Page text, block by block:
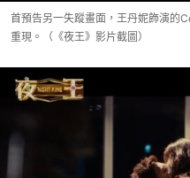
首預告另一失蹤畫面，王丹妮飾演的
重現。（《夜王》影片截圖）